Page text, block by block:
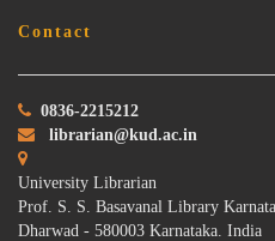
Contact
0836-2215212
librarian@kud.ac.in
University Librarian
Prof. S. S. Basavanal Library
Dharwad - 580003 Karnataka. India